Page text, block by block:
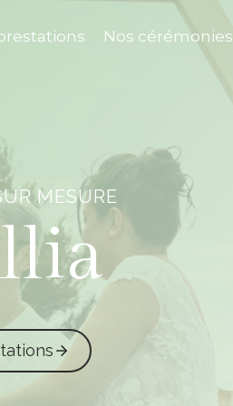
Nos cérémonies
MESURE